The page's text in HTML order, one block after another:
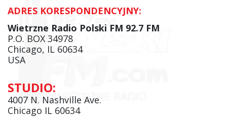
ADRES KORESPONDENCYJNY:
Wietrzne Radio Polski FM 92.7 FM
P.O. BOX 34978
Chicago, IL 60634
USA
STUDIO:
4007 N. Nashville Ave.
Chicago IL 60634